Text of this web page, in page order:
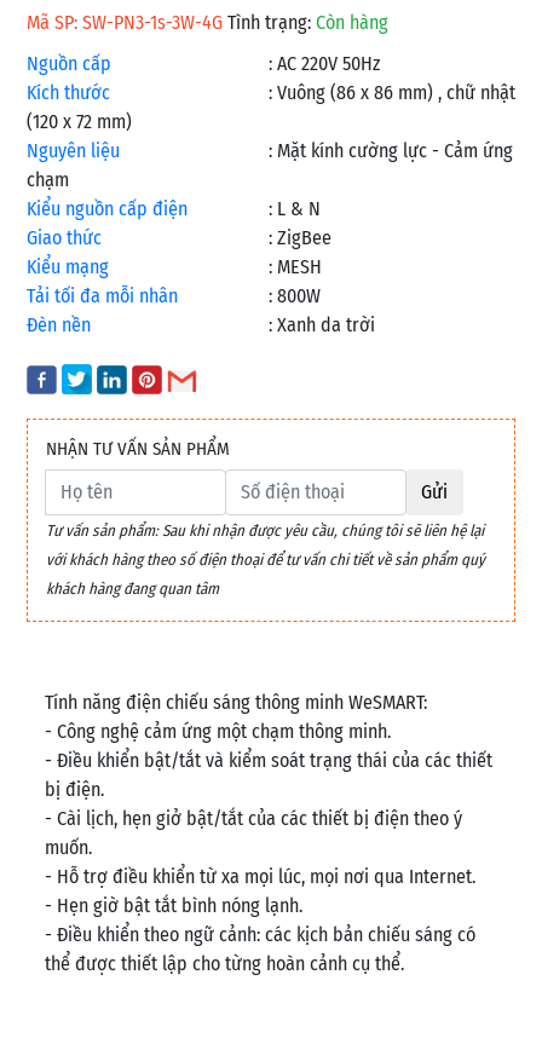
Mã SP: SW-PN3-1s-3W-4G Tình trạng: Còn hàng
Nguồn cấp
: AC 220V 50Hz
Kích thước
: Vuông (86 x 86 mm) , chữ nhật
(120 x 72 mm)
Nguyên liệu
: Mặt kính cường lực - Cảm ứng
chạm
Kiểu nguồn cấp điện
: L & N
Giao thức
: ZigBee
Kiểu mạng
: MESH
Tải tối đa mỗi nhân
: 800W
Đèn nền
: Xanh da trời
NHẬN TƯ VẤN SẢN PHẨM
Gửi
Tư vấn sản phẩm: Sau khi nhận được yêu cầu, chúng tôi sẽ liên hệ lại
với khách hàng theo số điện thoại để tư vấn chi tiết về sản phẩm quý
khách hàng đang quan tâm
Tính năng điện chiếu sáng thông minh WeSMART:
- Công nghệ cảm ứng một chạm thông minh.
- Điều khiển bật/tắt và kiểm soát trạng thái của các thiết
bị điện.
- Cài lịch, hẹn giở bật/tắt của các thiết bị điện theo ý
muốn.
- Hỗ trợ điều khiển từ xa mọi lúc, mọi nơi qua Internet.
- Hẹn giờ bật tắt bình nóng lạnh.
- Điều khiển theo ngữ cảnh: các kịch bản chiếu sáng có
thể được thiết lập cho từng hoàn cảnh cụ thể.